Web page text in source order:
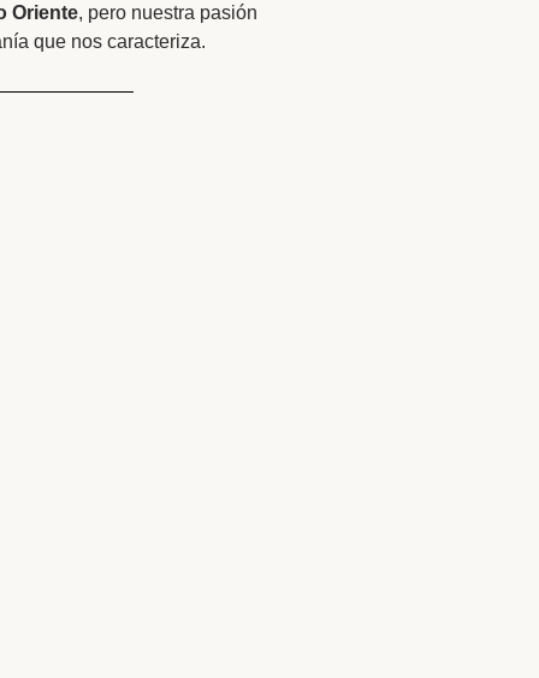
Oriente, pero nuestra pasión
que nos caracteriza.